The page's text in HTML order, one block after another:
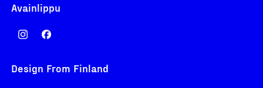
Avainlippu
Design From Finland